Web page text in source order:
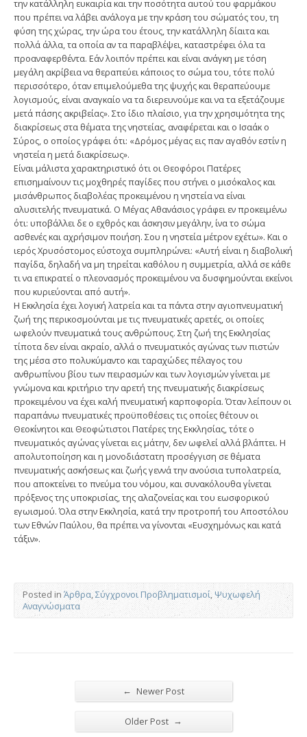
την κατάλληλη ευκαιρία και την ποσότητα αυτού του φαρμάκου
που πρέπει να λάβει ανάλογα με την κράση του σώματός του, τη
φύση της χώρας, την ώρα του έτους, την κατάλληλη δίαιτα και
πολλά άλλα, τα οποία αν τα παραβλέψει, καταστρέφει όλα τα
προαναφερθέντα. Εάν λοιπόν πρέπει και είναι ανάγκη με τόση
μεγάλη ακρίβεια να θεραπεύει κάποιος το σώμα του, τότε πολύ
περισσότερο, όταν επιμελούμεθα της ψυχής και θεραπεύουμε
λογισμούς, είναι αναγκαίο να τα διερευνούμε και να τα εξετάζουμε
μετά πάσης ακριβείας». Στο ίδιο πλαίσιο, για την χρησιμότητα της
διακρίσεως στα θέματα της νηστείας, αναφέρεται και ο Ισαάκ ο
Σύρος, ο οποίος γράφει ότι: «Δρόμος μέγας εις παν αγαθόν εστίν η
νηστεία η μετά διακρίσεως».
Είναι μάλιστα χαρακτηριστικό ότι οι Θεοφόροι Πατέρες
επισημαίνουν τις μοχθηρές παγίδες που στήνει ο μισόκαλος και
μισάνθρωπος διαβολέας προκειμένου η νηστεία να είναι
αλυσιτελής πνευματικά. Ο Μέγας Αθανάσιος γράφει εν προκειμένω
ότι: υποβάλλει δε ο εχθρός και άσκησιν μεγάλην, ίνα το σώμα
ασθενές και αχρήσιμον ποιήση. Σου η νηστεία μέτρον εχέτω». Και ο
ιερός Χρυσόστομος εύστοχα συμπληρώνει: «Αυτή είναι η διαβολική
παγίδα, δηλαδή να μη τηρείται καθόλου η συμμετρία, αλλά σε κάθε
τι να επικρατεί ο πλεονασμός προκειμένου να δυσφημούνται εκείνοι
που κυριεύονται από αυτή».
Η Εκκλησία έχει λογική λατρεία και τα πάντα στην αγιοπνευματική
ζωή της περικοσμούνται με τις πνευματικές αρετές, οι οποίες
ωφελούν πνευματικά τους ανθρώπους. Στη ζωή της Εκκλησίας
τίποτα δεν είναι ακραίο, αλλά ο πνευματικός αγώνας των πιστών
της μέσα στο πολυκύμαντο και ταραχώδες πέλαγος του
ανθρωπίνου βίου των πειρασμών και των λογισμών γίνεται με
γνώμονα και κριτήριο την αρετή της πνευματικής διακρίσεως
προκειμένου να έχει καλή πνευματική καρποφορία. Όταν λείπουν οι
παραπάνω πνευματικές προϋποθέσεις τις οποίες θέτουν οι
Θεοκίνητοι και Θεοφώτιστοι Πατέρες της Εκκλησίας, τότε ο
πνευματικός αγώνας γίνεται εις μάτην, δεν ωφελεί αλλά βλάπτει. Η
απολυτοποίηση και η μονοδιάστατη προσέγγιση σε θέματα
πνευματικής ασκήσεως και ζωής γεννά την ανούσια τυπολατρεία,
που αποκτείνει το πνεύμα του νόμου, και συνακόλουθα γίνεται
πρόξενος της υποκρισίας, της αλαζονείας και του εωσφορικού
εγωισμού. Όλα στην Εκκλησία, κατά την προτροπή του Αποστόλου
των Εθνών Παύλου, θα πρέπει να γίνονται «Ευσχημόνως και κατά
τάξιν».
Posted in Άρθρα,Σύγχρονοι Προβληματισμοί,Ψυχωφελή
Αναγνώσματα
← Newer Post
Older Post →